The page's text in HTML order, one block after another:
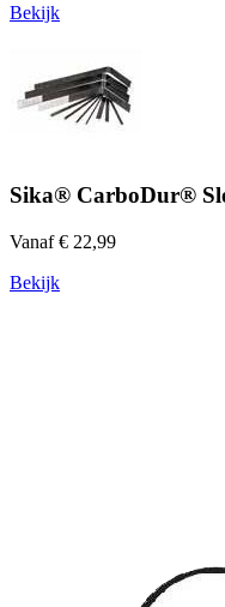
Bekijk
Sika® CarboDur®
Vanaf € 22,99
Bekijk